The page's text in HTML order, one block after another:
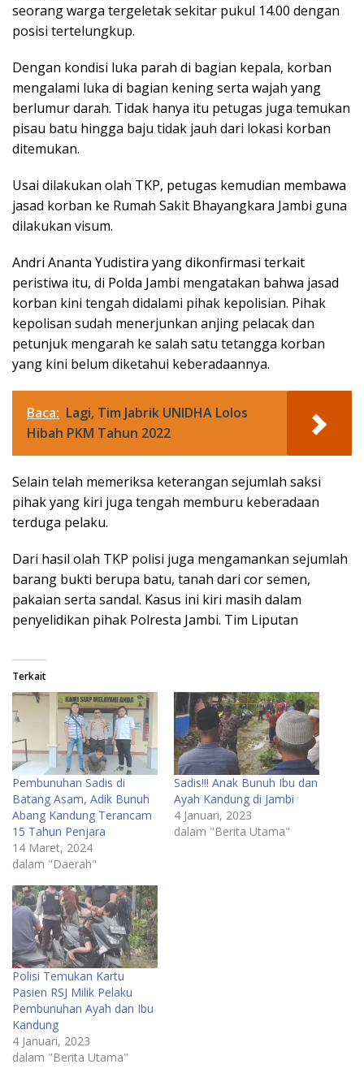
seorang warga tergeletak sekitar pukul 14.00 dengan
posisi tertelungkup.
Dengan kondisi luka parah di bagian kepala, korban
mengalami luka di bagian kening serta wajah yang
berlumur darah. Tidak hanya itu petugas juga temukan
pisau batu hingga baju tidak jauh dari lokasi korban
ditemukan.
Usai dilakukan olah TKP, petugas kemudian membawa
jasad korban ke Rumah Sakit Bhayangkara Jambi guna
dilakukan visum.
Andri Ananta Yudistira yang dikonfirmasi terkait
peristiwa itu, di Polda Jambi mengatakan bahwa jasad
korban kini tengah didalami pihak kepolisian. Pihak
kepolisan sudah menerjunkan anjing pelacak dan
petunjuk mengarah ke salah satu tetangga korban
yang kini belum diketahui keberadaannya.
Baca: Lagi, Tim Jabrik UNIDHA Lolos
Hibah PKM Tahun 2022
Selain telah memeriksa keterangan sejumlah saksi
pihak yang kiri juga tengah memburu keberadaan
terduga pelaku.
Dari hasil olah TKP polisi juga mengamankan sejumlah
barang bukti berupa batu, tanah dari cor semen,
pakaian serta sandal. Kasus ini kiri masih dalam
penyelidikan pihak Polresta Jambi. Tim Liputan
Terkait
Pembunuhan Sadis di
Batang Asam, Adik Bunuh
Abang Kandung Terancam
15 Tahun Penjara
14 Maret, 2024
dalam "Daerah"
Sadis!!! Anak Bunuh Ibu dan
Ayah Kandung di Jambi
4 Januari, 2023
dalam "Berita Utama"
Polisi Temukan Kartu
Pasien RSJ Milik Pelaku
Pembunuhan Ayah dan Ibu
Kandung
4 Januari, 2023
dalam "Berita Utama"